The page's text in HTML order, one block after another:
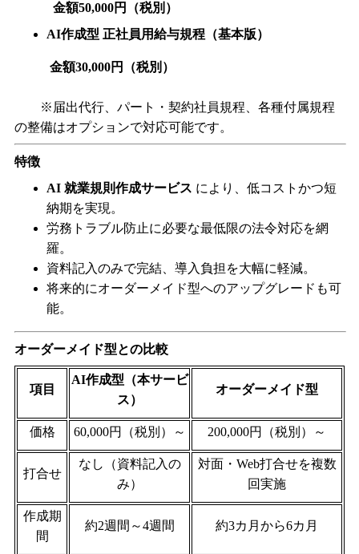
金額50,000円（税別）
AI作成型 正社員用給与規程（基本版）
金額30,000円 （税別）
※届出代行、パート・契約社員規程、各種付属規程
の整備はオプションで対応可能です。
特徴
AI 就業規則作成サービス により、低コストかつ短
納期を実現。
労務トラブル防止に必要な最低限の法令対応を網
羅。
資料記入のみで完結、導入負担を大幅に軽減。
将来的にオーダーメイド型へのアップグレードも可
能。
オーダーメイド型との比較
項目
AI作成型（本サービ
ス）
オーダーメイド型
価格 60,000円（税別）～ 200,000円（税別）～
打合せ
なし（資料記入の
み）
対面・ Web打合せを複数
回実施
作成期
間
約2週間～4週間 約3カ月から6カ月